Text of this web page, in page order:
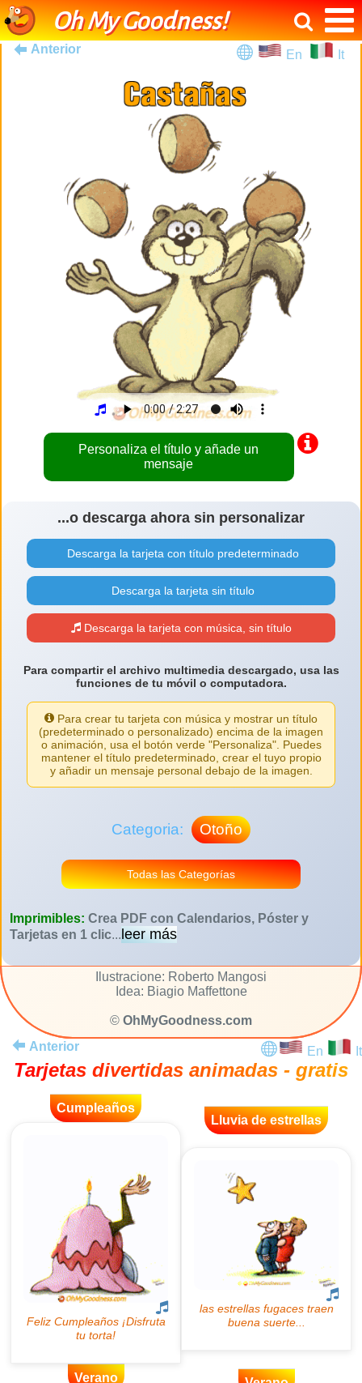
Oh My Goodness!
Anterior En It
Personaliza el título y añade un
mensaje
...o descarga ahora sin personalizar
Descarga la tarjeta con título predeterminado
Descarga la tarjeta sin título
Descarga la tarjeta con música, sin título
Para compartir el archivo multimedia descargado, usa las
funciones de tu móvil o computadora.
Para crear tu tarjeta con música y mostrar un título
(predeterminado o personalizado) encima de la imagen
o animación, usa el botón verde "Personaliza". Puedes
mantener el título predeterminado, crear el tuyo propio
y añadir un mensaje personal debajo de la imagen.
Categoria: Otoño
Todas las Categorías
Imprimibles: Crea PDF con Calendarios, Póster y
Tarjetas en 1 clic...leer más
Ilustracione: Roberto Mangosi
Idea: Biagio Maffettone
© OhMyGoodness.com
Anterior
En It
Tarjetas divertidas animadas - gratis
Cumpleaños
Lluvia de estrellas
Verano